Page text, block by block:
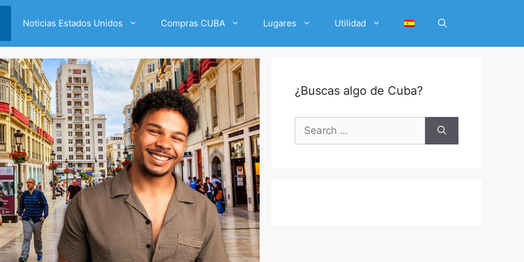
Noticias Estados Unidos Compras CUBA Lugares Utilidad
¿Buscas algo de Cuba?
Search
for: